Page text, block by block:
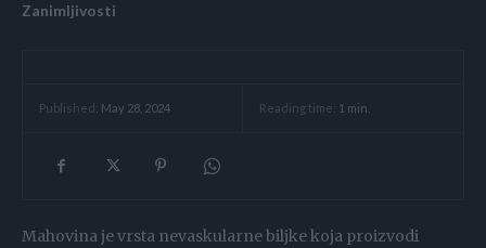
Zanimljivosti
Published: May 28, 2024 Reading time: 1 min.
Mahovina je vrsta nevaskularne biljke koja proizvodi